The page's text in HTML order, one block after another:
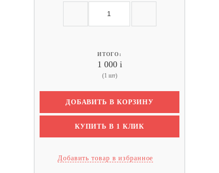
ИТОГО:
1 000 i
(1 шт)
ДОБАВИТЬ В КОРЗИНУ
КУПИТЬ В 1 КЛИК
Добавить товар в избранное